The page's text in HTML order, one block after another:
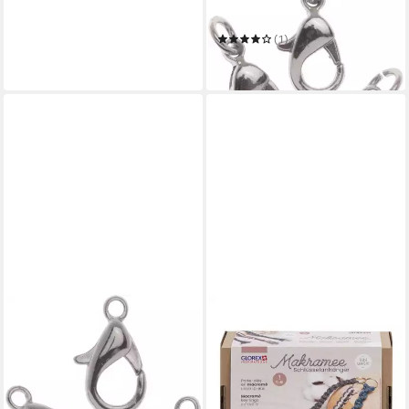
Verschluss m. Ring 12 mm 3
Stück
(1)
4,14 €
in 4-5 Werktagen bei dir